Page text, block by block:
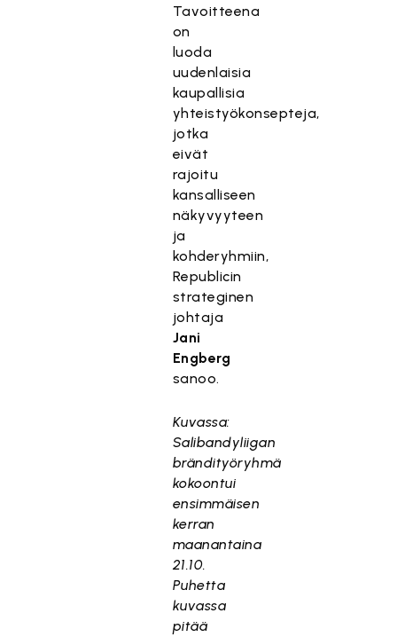
Tavoitteena
on
luoda
uudenlaisia
kaupallisia
yhteistyökonsepteja,
jotka
eivät
rajoitu
kansalliseen
näkyvyyteen
ja
kohderyhmiin,
Republicin
strateginen
johtaja
Jani
Engberg
sanoo.
Kuvassa:
Salibandyliigan
brändityöryhmä
kokoontui
ensimmäisen
kerran
maanantaina
21.10.
Puhetta
kuvassa
pitää